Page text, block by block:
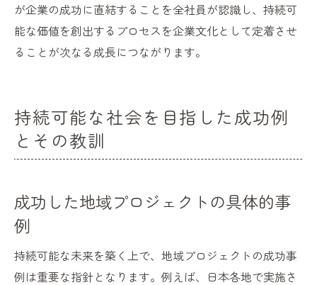
が企業の成功に直結することを全社員が認識し、持続可
能な価値を創出するプロセスを企業文化として定着させ
ることが次なる成長につながります。
持続可能な社会を目指した成功例
とその教訓
成功した地域プロジェクトの具体的事
例
持続可能な未来を築く上で、地域プロジェクトの成功事
例は重要な指針となります。例えば、日本各地で実施さ